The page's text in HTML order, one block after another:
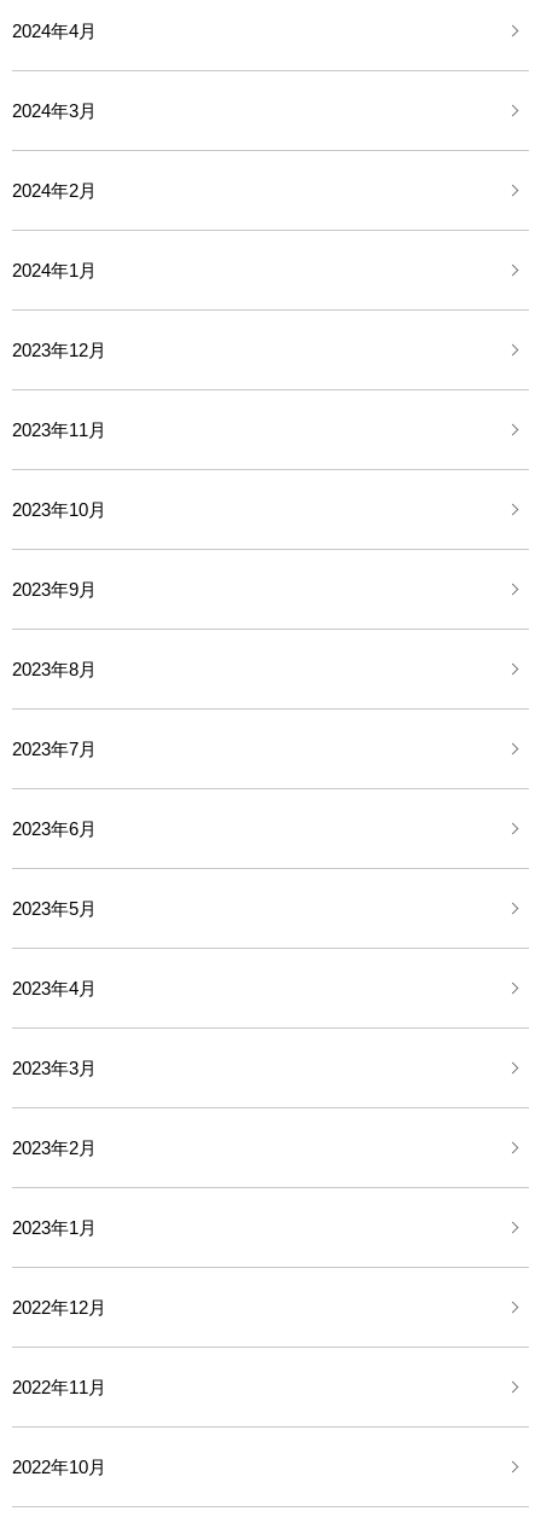
2024年4月
2024年3月
2024年2月
2024年1月
2023年12月
2023年11月
2023年10月
2023年9月
2023年8月
2023年7月
2023年6月
2023年5月
2023年4月
2023年3月
2023年2月
2023年1月
2022年12月
2022年11月
2022年10月